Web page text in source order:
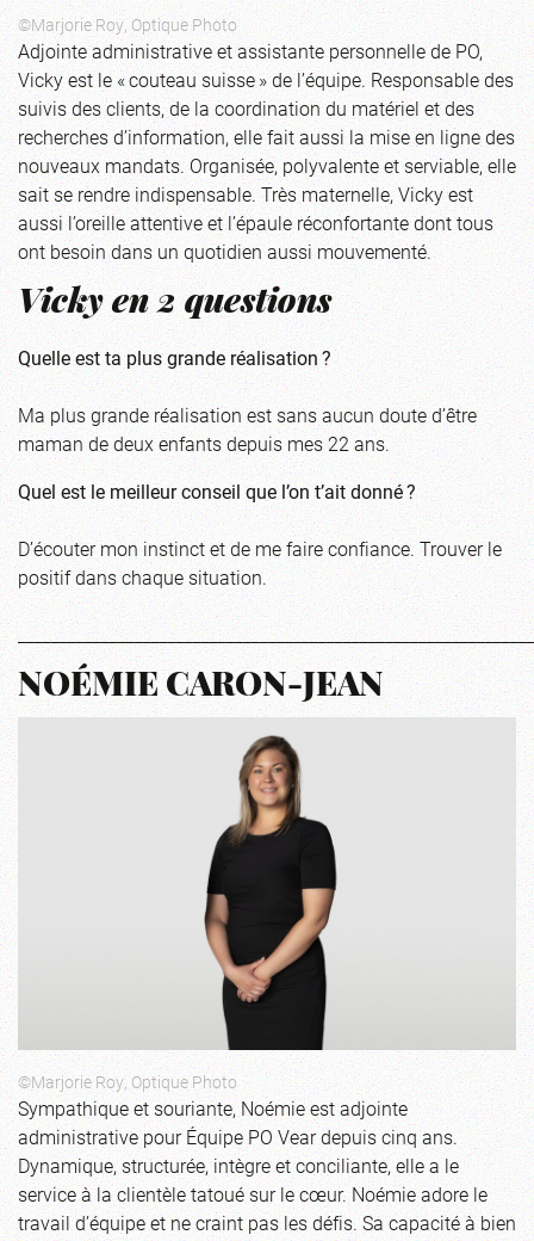
©Marjorie Roy, Optique Photo
Adjointe administrative et assistante personnelle de PO,
Vicky est le « couteau suisse » de l’équipe. Responsable des
suivis des clients, de la coordination du matériel et des
recherches d’information, elle fait aussi la mise en ligne des
nouveaux mandats. Organisée, polyvalente et serviable, elle
sait se rendre indispensable. Très maternelle, Vicky est
aussi l’oreille attentive et l’épaule réconfortante dont tous
ont besoin dans un quotidien aussi mouvementé.
Vicky en 2 questions
Quelle est ta plus grande réalisation ?
Ma plus grande réalisation est sans aucun doute d’être
maman de deux enfants depuis mes 22 ans.
Quel est le meilleur conseil que l’on t’ait donné ?
D’écouter mon instinct et de me faire confiance. Trouver le
positif dans chaque situation.
NOÉMIE CARON-JEAN
©Marjorie Roy, Optique Photo
Sympathique et souriante, Noémie est adjointe
administrative pour Équipe PO Vear depuis cinq ans.
Dynamique, structurée, intègre et conciliante, elle a le
service à la clientèle tatoué sur le cœur. Noémie adore le
travail d’équipe et ne craint pas les défis. Sa capacité à bien